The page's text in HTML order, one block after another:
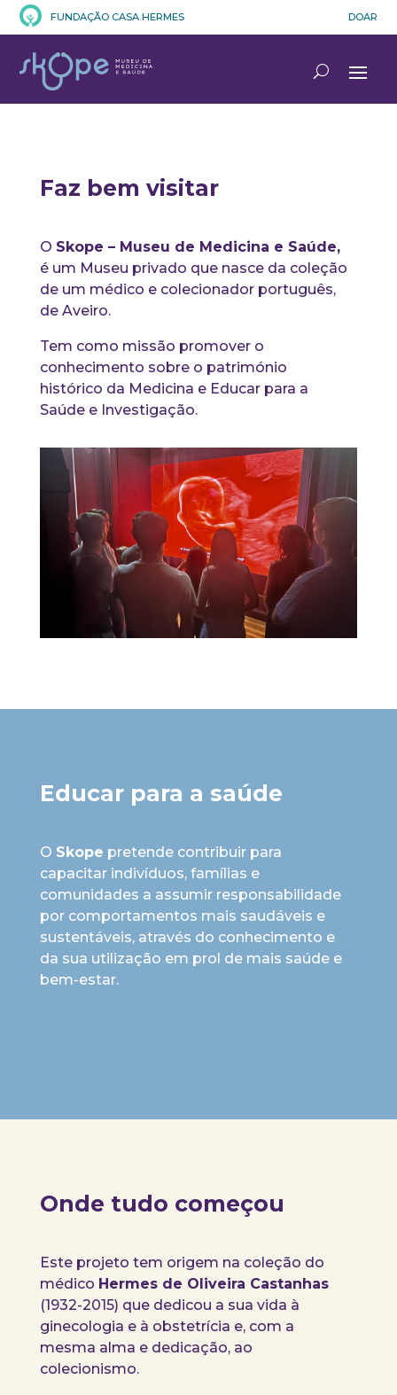
FUNDAÇÃO CASA HERMES DOAR
Faz bem visitar
O Skope – Museu de Medicina e Saúde,
é um Museu privado que nasce da coleção
de um médico e colecionador português,
de Aveiro.
Tem como missão promover o
conhecimento sobre o património
histórico da Medicina e Educar para a
Saúde e Investigação.
Educar para a saúde
O Skope pretende contribuir para
capacitar indivíduos, famílias e
comunidades a assumir responsabilidade
por comportamentos mais saudáveis e
sustentáveis, através do conhecimento e
da sua utilização em prol de mais saúde e
bem-estar.
Onde tudo começou
Este projeto tem origem na coleção do
médico Hermes de Oliveira Castanhas
(1932-2015) que dedicou a sua vida à
ginecologia e à obstetrícia e, com a
mesma alma e dedicação, ao
colecionismo.